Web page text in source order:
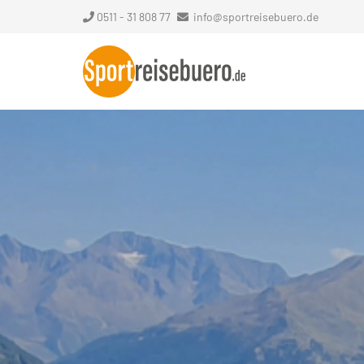
0511 - 31 808 77 info@sportreisebuero.de